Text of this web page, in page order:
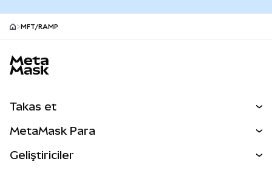
MFT/RAMP
Takas et
Perps
MetaMask Para
Geliştiriciler